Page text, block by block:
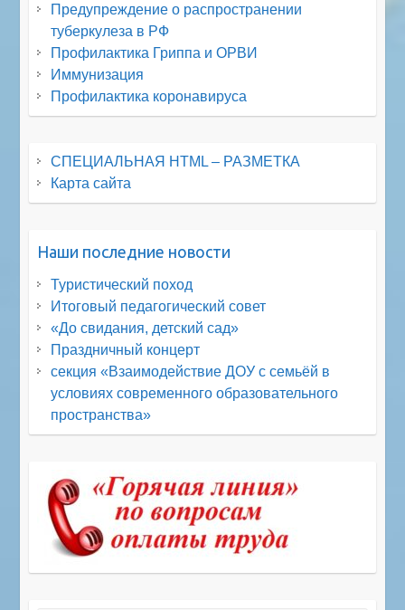
Предупреждение о распространении
туберкулеза в РФ
Профилактика Гриппа и ОРВИ
Иммунизация
Профилактика коронавируса
СПЕЦИАЛЬНАЯ HTML – РАЗМЕТКА
Карта сайта
Наши последние новости
Туристический поход
Итоговый педагогический совет
«До свидания, детский сад»
Праздничный концерт
секция «Взаимодействие ДОУ с семьёй в
условиях современного образовательного
пространства»